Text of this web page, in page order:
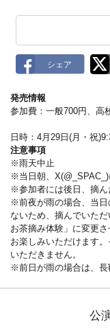
発売情報
参加費：一般700円、高
日時：4月29日(月・祝
注意事項
※雨天中止
※当日朝、X(@_SPAC_)
※参加者には後日、摘ん
※前夜が雨の場合、当日
ないため、摘んでいた
お茶摘み体験」に変更
お楽しみいただけます
いただきません。
※前日が雨の場合は、長
公